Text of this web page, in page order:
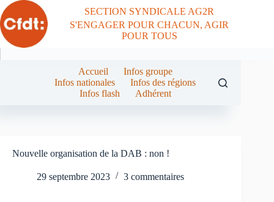
Passer
au
contenu
SECTION SYNDICALE AG2R
S'ENGAGER POUR CHACUN, AGIR
POUR TOUS
Accueil
Infos groupe
Infos nationales
Infos des régions
Infos flash
Adhérent
Nouvelle organisation de la DAB : non !
29 septembre 2023 3 commentaires